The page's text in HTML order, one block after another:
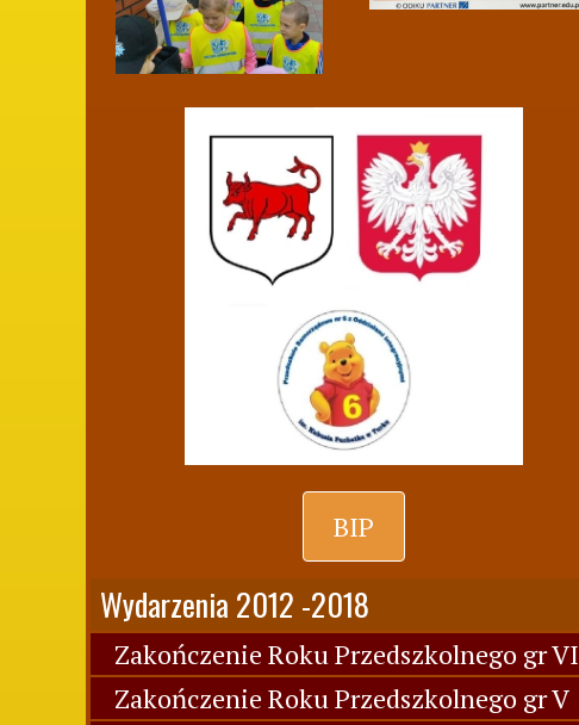
BIP
Wydarzenia 2012 -2018
Zakończenie Roku Przedszkolnego gr VI
Zakończenie Roku Przedszkolnego gr V